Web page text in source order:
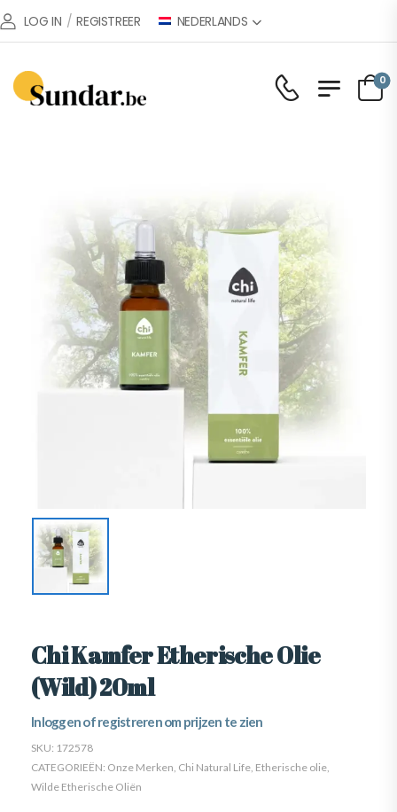
LOG IN / REGISTREER NEDERLANDS
0
Chi Kamfer Etherische Olie
(Wild) 20ml
Inloggen of registreren om prijzen te zien
SKU: 172578
CATEGORIEËN: Onze Merken Chi Natural Life Etherische olie
Wilde Etherische Oliën